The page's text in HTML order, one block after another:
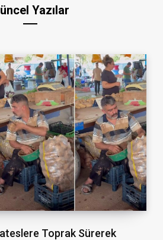
Yazılar
Toprak Sürerek